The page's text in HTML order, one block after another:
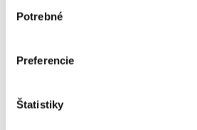
súhlasu
Potrebné
Preferencie
Štatistiky